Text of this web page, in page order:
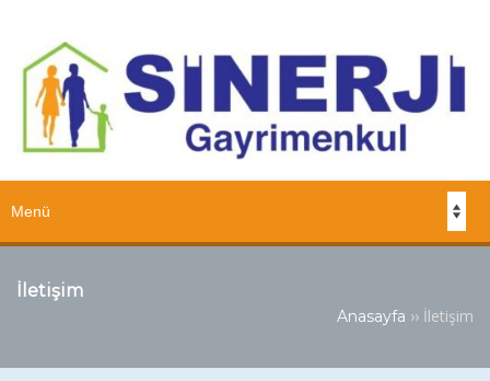
İletişim
Anasayfa ›› İletişim